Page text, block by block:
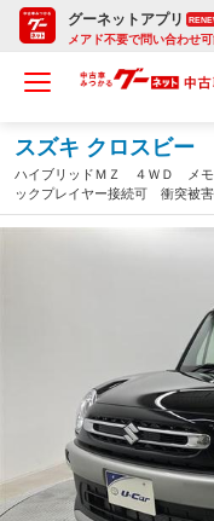
グーネットアプリ
メアド不要で問い合わせ
スズキ クロスビー
ハイブリッドＭＺ ４ＷＤ メ
ックプレイヤー接続可 衝突被
プ ウオークスルー ワンオー
県）